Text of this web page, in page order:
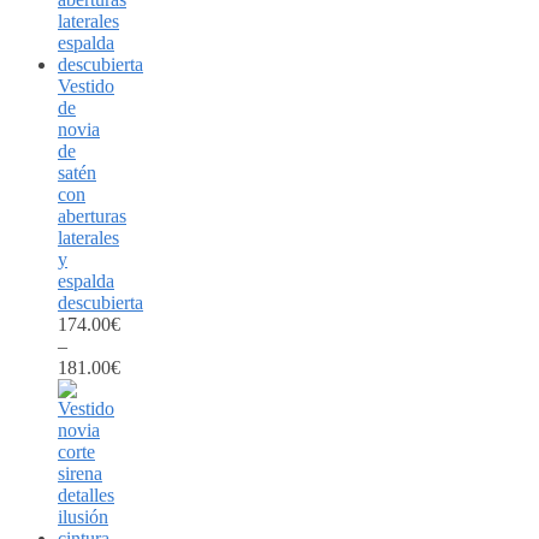
Vestido
de
novia
de
satén
con
aberturas
laterales
y
espalda
descubierta
174.00€
–
181.00€